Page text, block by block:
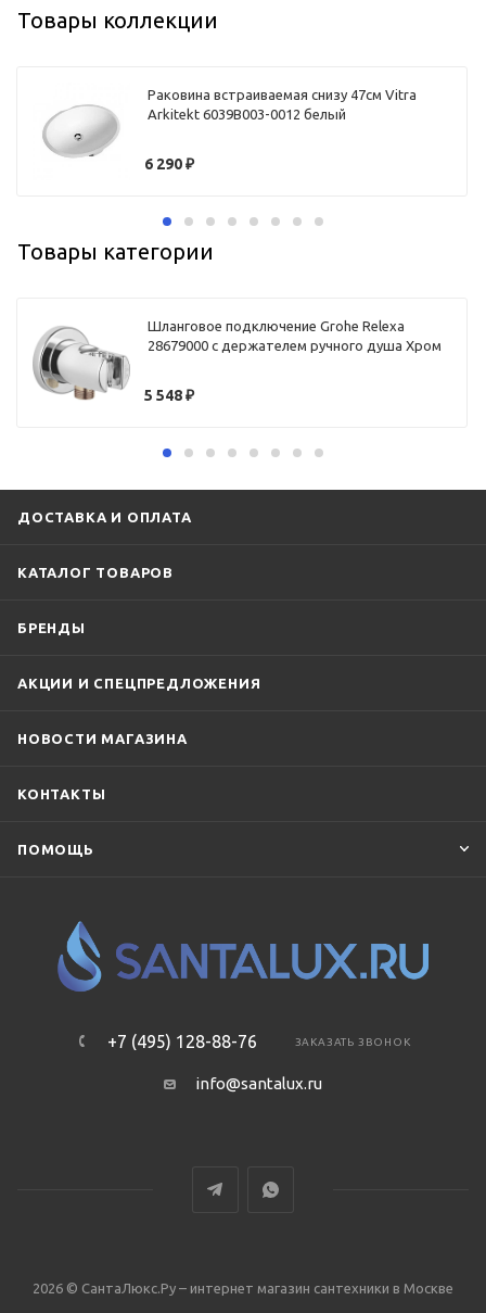
Товары коллекции
Раковина встраиваемая снизу 47см Vitra
Arkitekt 6039B003-0012 белый
6 290₽
Товары категории
Шланговое подключение Grohe Relexa
28679000 с держателем ручного душа Хром
5 548₽
ДОСТАВКА И ОПЛАТА
КАТАЛОГ ТОВАРОВ
БРЕНДЫ
АКЦИИ И СПЕЦПРЕДЛОЖЕНИЯ
НОВОСТИ МАГАЗИНА
КОНТАКТЫ
ПОМОЩЬ
+7 (495) 128-88-76 ЗАКАЗАТЬ ЗВОНОК
info@santalux.ru
2026 © СантаЛюкс.Ру – интернет магазин сантехники в Москве